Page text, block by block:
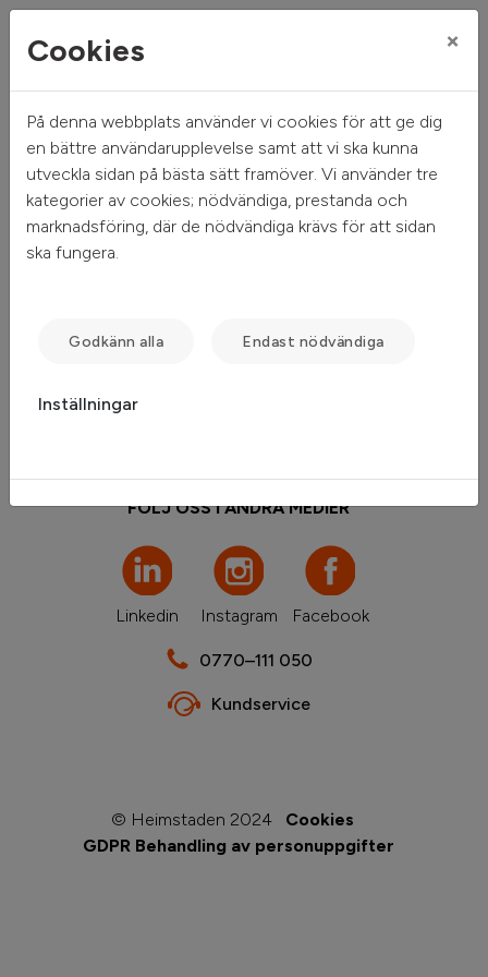
Mitt hem Sök ledigt Objektsdetalj
Objektsdetalj
t.ex. bero på att det inte längre finns tillgängligt att söka.
FÖLJ OSS I ANDRA MEDIER
Linkedin Instagram Facebook
0770–111 050
Kundservice
© Heimstaden 2024
Cookies
GDPR Behandling av personuppgifter
Cookies ×
På denna webbplats använder vi cookies för att ge dig
en bättre användarupplevelse samt att vi ska kunna
utveckla sidan på bästa sätt framöver. Vi använder tre
kategorier av cookies; nödvändiga, prestanda och
marknadsföring, där de nödvändiga krävs för att sidan
ska fungera.
Godkänn alla Endast nödvändiga
Inställningar